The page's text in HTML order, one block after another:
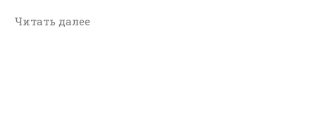
Читать далее